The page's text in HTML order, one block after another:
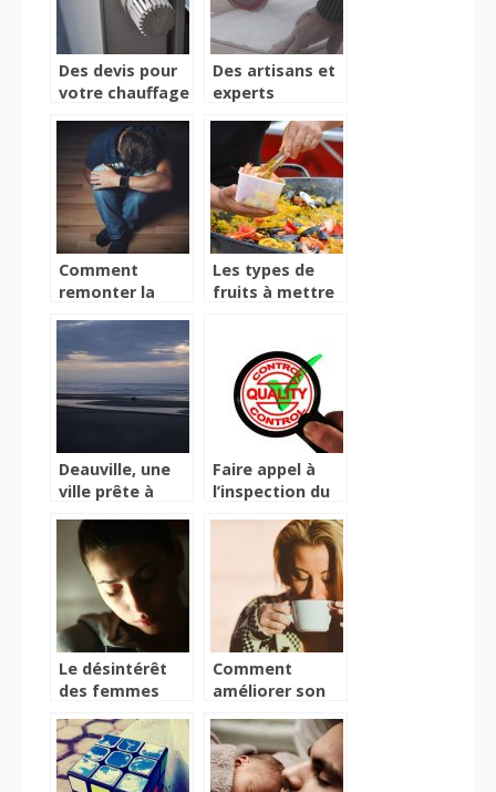
Des devis pour
votre chauffage
professionnels
Des artisans et
experts
votre service
Comment
remonter la
avoir perdu une
personne
proche ?
Les types de
fruits à mettre
la paella
Deauville, une
ville prête à
durant toute
l’année
Faire appel à
l’inspection du
procédure à
Le désintérêt
des femmes
Les effets
secondaires liés
à celle ci
Comment
améliorer son